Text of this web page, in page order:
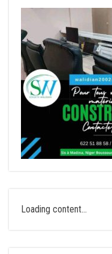
Loading content...